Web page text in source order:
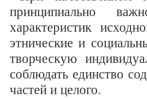
принципиально
характеристик
этнические и
творческую
соблюдать единство
частей и целого.